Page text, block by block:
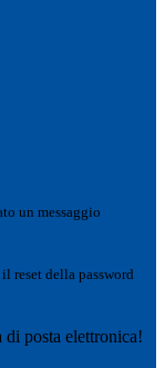
un messaggio
reset della password
posta elettronica!